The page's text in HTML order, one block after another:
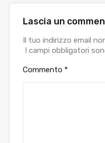
Lascia un
Il tuo indirizzo email
I campi obbligatori
Commento *